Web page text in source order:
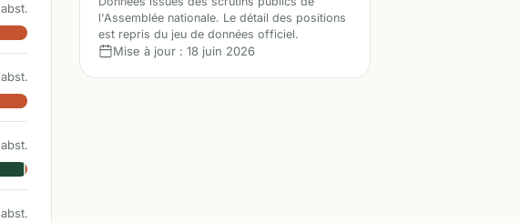
abst.
abst.
abst.
abst.
l'Assemblée nationale. Le détail des positions
est repris du jeu de données officiel.
Mise à jour : 18 juin 2026